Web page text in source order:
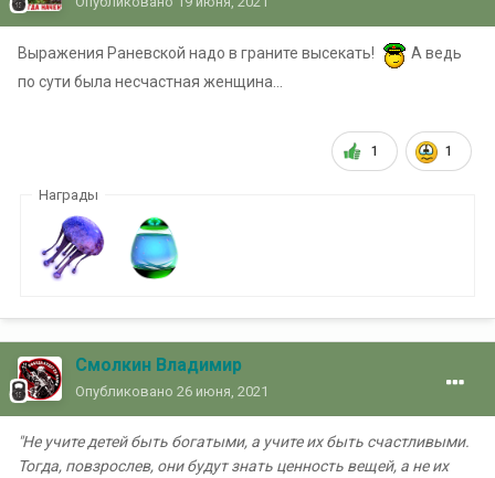
Выражения Раневской надо в граните высекать!
А ведь
по сути была несчастная женщина...
1 1
Награды
Смолкин Владимир
Опубликовано 26 июня, 2021
"Не учите детей быть богатыми, а учите их быть счастливыми.
Тогда, повзрослев, они будут знать ценность вещей, а не их